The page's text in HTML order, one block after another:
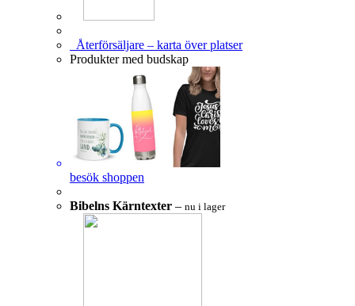
Återförsäljare – karta över platser
Produkter med budskap
besök shoppen
Bibelns Kärntexter – nu i lager